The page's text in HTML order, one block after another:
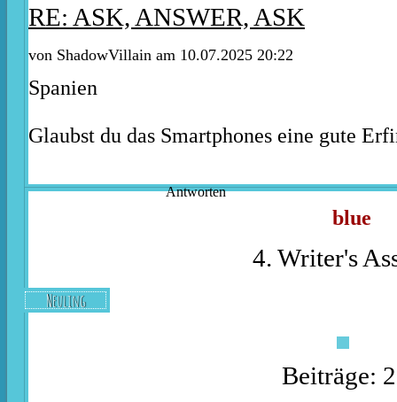
RE: ASK, ANSWER, ASK
von ShadowVillain am 10.07.2025 20:22
Spanien
Glaubst du das Smartphones eine gute
Antworten
blue
4. Writer's
Neuling
Beiträge: